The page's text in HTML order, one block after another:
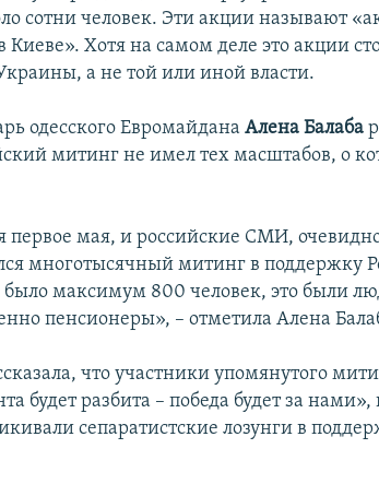
сотни человек. Эти акции называют
Киеве». Хотя на самом деле это акции
а не той или иной власти.
одесского ЕвромайданаАлена Балаба
митинг не имел тех масштабов, о
первое мая, и российские СМИ,
многотысячный митинг в поддержку
было максимум 800 человек, это были
пенсионеры», ­– отметила Алена
что участники упомянутого
будет разбита – победа будет за
сепаратистские лозунги в